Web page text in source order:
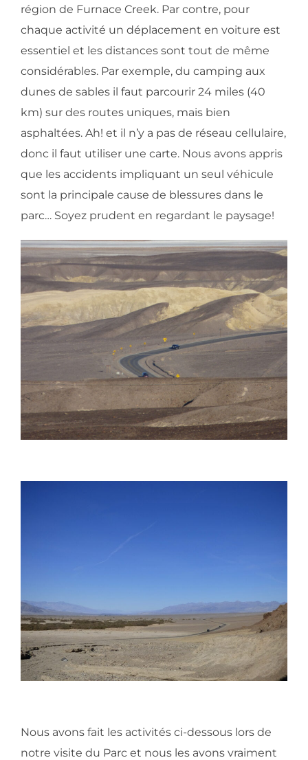
région de Furnace Creek. Par contre, pour
chaque activité un déplacement en voiture est
essentiel et les distances sont tout de même
considérables. Par exemple, du camping aux
dunes de sables il faut parcourir 24 miles (40
km) sur des routes uniques, mais bien
asphaltées. Ah! et il n’y a pas de réseau cellulaire,
donc il faut utiliser une carte. Nous avons appris
que les accidents impliquant un seul véhicule
sont la principale cause de blessures dans le
parc… Soyez prudent en regardant le paysage!
Nous avons fait les activités ci-dessous lors de
notre visite du Parc et nous les avons vraiment